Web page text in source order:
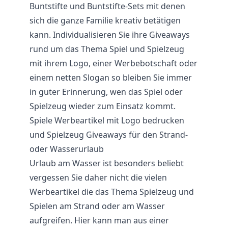
Buntstifte und Buntstifte-Sets mit denen
sich die ganze Familie kreativ betätigen
kann. Individualisieren Sie ihre Giveaways
rund um das Thema Spiel und Spielzeug
mit ihrem Logo, einer Werbebotschaft oder
einem netten Slogan so bleiben Sie immer
in guter Erinnerung, wen das Spiel oder
Spielzeug wieder zum Einsatz kommt.
Spiele Werbeartikel mit Logo bedrucken
und Spielzeug Giveaways für den Strand-
oder Wasserurlaub
Urlaub am Wasser ist besonders beliebt
vergessen Sie daher nicht die vielen
Werbeartikel die das Thema Spielzeug und
Spielen am Strand oder am Wasser
aufgreifen. Hier kann man aus einer